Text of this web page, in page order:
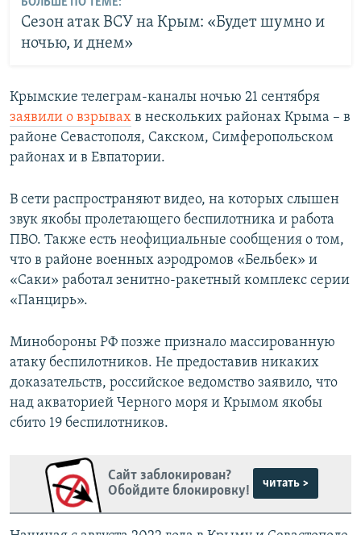
Сезон атак ВСУ на Крым: «Будет шумно и
ночью, и днем»
Крымские телеграм-каналы ночью 21 сентября
заявили о взрывах в нескольких районах Крыма – в
районе Севастополя, Сакском, Симферопольском
районах и в Евпатории.
В сети распространяют видео, на которых слышен
звук якобы пролетающего беспилотника и работа
ПВО. Также есть неофициальные сообщения о том,
что в районе военных аэродромов «Бельбек» и
«Саки» работал зенитно-ракетный комплекс серии
«Панцирь».
Минобороны РФ позже признало массированную
атаку беспилотников. Не предоставив никаких
доказательств, российское ведомство заявило, что
над акваторией Черного моря и Крымом якобы
сбито 19 беспилотников.
Сайт заблокирован?
Обойдите блокировку!
читать >